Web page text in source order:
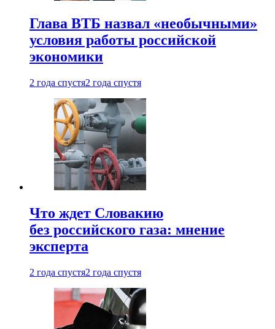
Глава ВТБ назвал «необычными»
условия работы российской
экономики
2 года спустя2 года спустя
Что ждет Словакию
без российского газа: мнение
эксперта
2 года спустя2 года спустя